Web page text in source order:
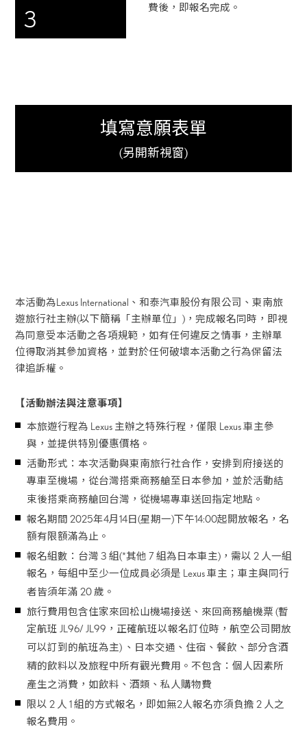
3
費後，即報名完成。
填寫意願表單
(另開新視窗)
本活動為Lexus International、和泰汽車股份有限公司、東南旅
遊旅行社主辦(以下簡稱「主辦單位」)，完成報名同時，即視
為同意受本活動之各項規範，如有任何違反之情事，主辦單
位得取消其參加資格，並對於任何破壞本活動之行為保留法
律追訴權。
【活動辦法與注意事項】
本旅遊行程為 Lexus 主辦之特殊行程，僅限 Lexus 車主參
與，並提供特別優惠價格。
活動形式：本次活動與東南旅行社合作，安排到府接送的
專車至機場，從台灣搭乘商務艙至日本參加，並於活動結
束後搭乘商務艙回台灣，從機場專車送回指定地點。
報名期間 2025年4月14日(星期一)下午14:00起開放報名，名
額有限額滿為止。
報名組數：台灣 3 組(*其他 7 組為日本車主)，需以 2 人一組
報名，每組中至少一位成員必須是 Lexus 車主；車主與同行
者皆須年滿 20 歲。
旅行費用包含住家來回松山機場接送、來回商務艙機票 (暫
定航班 JL96/ JL99，正確航班以報名訂位時，航空公司開放
可以訂到的航班為主) 、日本交通、住宿、餐飲、部分含酒
精的飲料以及旅程中所有觀光費用。不包含：個人因素所
產生之消費，如飲料、酒類、私人購物費
限以 2 人 1 組的方式報名，即如無2人報名亦須負擔 2 人之
報名費用。